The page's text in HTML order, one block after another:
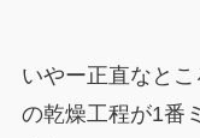
いやー正直なと
の乾燥工程が1番